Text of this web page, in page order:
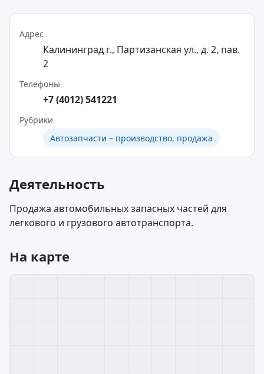
Адрес
Калининград г., Партизанская ул., д. 2, пав.
2
Телефоны
+7 (4012) 541221
Рубрики
Автозапчасти – производство, продажа
Деятельность
Продажа автомобильных запасных частей для
легкового и грузового автотранспорта.
На карте